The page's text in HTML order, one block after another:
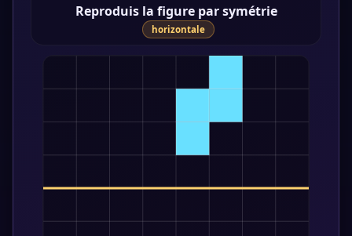
Reproduis la figure par symétrie
horizontale